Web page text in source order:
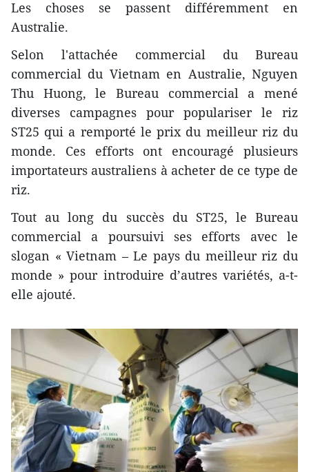
Les choses se passent différemment en
Australie.
Selon l'attachée commercial du Bureau
commercial du Vietnam en Australie, Nguyen
Thu Huong, le Bureau commercial a mené
diverses campagnes pour populariser le riz
ST25 qui a remporté le prix du meilleur riz du
monde. Ces efforts ont encouragé plusieurs
importateurs australiens à acheter de ce type de
riz.
Tout au long du succès du ST25, le Bureau
commercial a poursuivi ses efforts avec le
slogan « Vietnam – Le pays du meilleur riz du
monde » pour introduire d’autres variétés, a-t-
elle ajouté.